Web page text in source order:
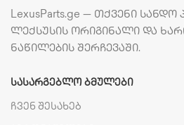
LexusParts.ge — თქვენი
ლექსუსის ორიგინალი და
ნაწილების შერჩევაში.
ᲡᲐᲡᲐᲠᲒᲔᲑᲚᲝ ᲑᲛᲣᲚᲔᲑᲘ
ჩვენ შესახებ